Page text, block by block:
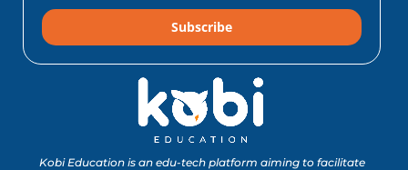
Subscribe
Kobi Education is an edu-tech platform aiming to facilitate